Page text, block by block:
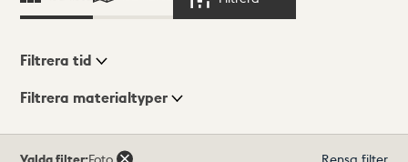
Visningsläge
Filtrera tid
Filtrera materialtyper
Foto Rensa filter